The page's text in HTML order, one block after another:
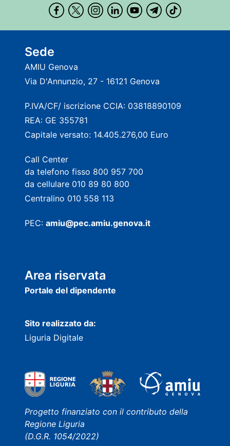
Sede
AMIU Genova
Via D'Annunzio, 27 - 16121 Genova
P.IVA/CF/ iscrizione CCIA: 03818890109
REA: GE 355781
Capitale versato: 14.405.276,00 Euro
Call Center
da telefono fisso 800 957 700
da cellulare 010 89 80 800
Centralino 010 558 113
PEC: amiu@pec.amiu.genova.it
Area riservata
Portale del dipendente
Sito realizzato da:
Liguria Digitale
Progetto finanziato con il contributo della
Regione Liguria
(D.G.R. 1054/2022)